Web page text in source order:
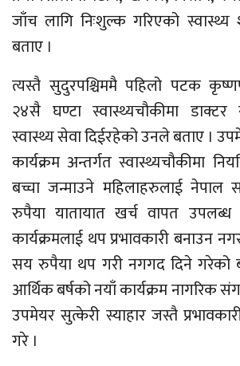
जाँच लागि निःशुल्क गरिएको स्वास्थ्य
बताए ।
त्यस्तै सुदुरपश्चिममै पहिलो पटक
२४सै घण्टा स्वास्थ्यचौकीमा
स्वास्थ्य सेवा दिईरहेको उनले बताए ।
कार्यक्रम अन्तर्गत स्वास्थ्यचौकीमा
बच्चा जन्माउने महिलाहरुलाई नेपाल
रुपैया यातायात खर्च वापत
कार्यक्रमलाई थप प्रभावकारी बनाउन
सय रुपैया थप गरी नगगद दिने गरेको
आर्थिक बर्षको नयाँ कार्यक्रम नागरिक
उपमेयर सुत्केरी स्याहार जस्तै
गरे ।